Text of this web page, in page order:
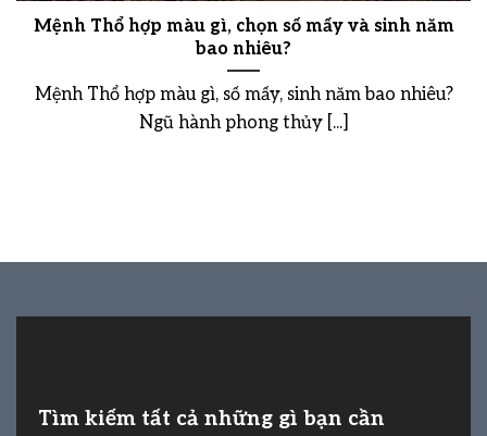
Mệnh Thổ hợp màu gì, chọn số mấy và sinh năm
bao nhiêu?
Mệnh Thổ hợp màu gì, số mấy, sinh năm bao nhiêu?
Ngũ hành phong thủy [...]
Tìm kiếm tất cả những gì bạn cần